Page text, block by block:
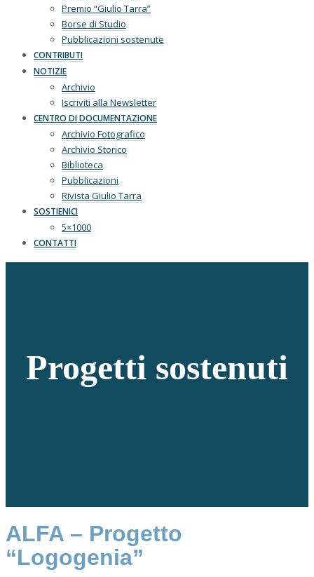
Premio “Giulio Tarra”
Borse di Studio
Pubblicazioni sostenute
CONTRIBUTI
NOTIZIE
Archivio
Iscriviti alla Newsletter
CENTRO DI DOCUMENTAZIONE
Archivio Fotografico
Archivio Storico
Biblioteca
Pubblicazioni
Rivista Giulio Tarra
SOSTIENICI
5×1000
CONTATTI
Progetti sostenuti
ALFA – Progetto
“Logogenia”